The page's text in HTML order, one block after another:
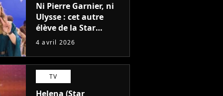
Ni Pierre Garnier, ni
Ulysse : cet autre
élève de la Star
Academy devait faire
2026
4 avril 2026
TV
Helena (Star